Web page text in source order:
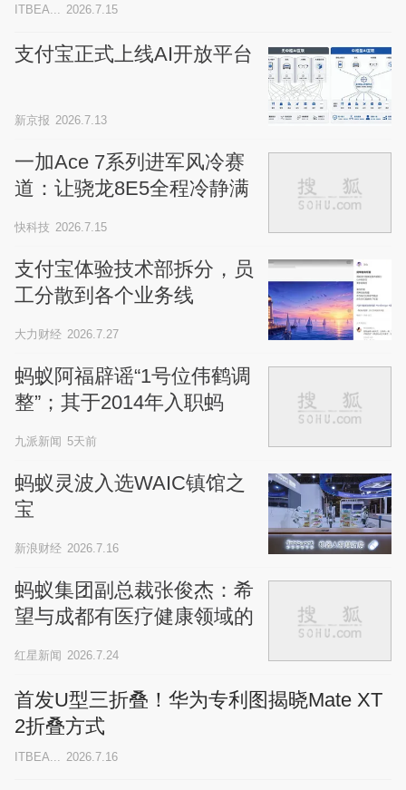
ITBEA... 2026.7.15
支付宝正式上线AI开放平台
新京报 2026.7.13
一加Ace 7系列进军风冷赛
道：让骁龙8E5全程冷静满
快科技 2026.7.15
支付宝体验技术部拆分，员
工分散到各个业务线
大力财经 2026.7.27
蚂蚁阿福辟谣“1号位伟鹤调
整”；其于2014年入职蚂
九派新闻 5天前
蚂蚁灵波入选WAIC镇馆之
宝
新浪财经 2026.7.16
蚂蚁集团副总裁张俊杰：希
望与成都有医疗健康领域的
红星新闻 2026.7.24
首发U型三折叠！华为专利图揭晓Mate XT
2折叠方式
ITBEA... 2026.7.16